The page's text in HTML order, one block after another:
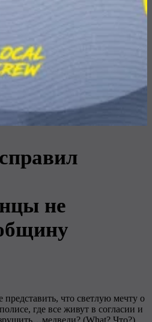
не
представить, что светлую мечту о
где все живут в согласии и
(What? Что?)